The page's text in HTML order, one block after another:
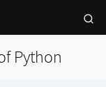
Python